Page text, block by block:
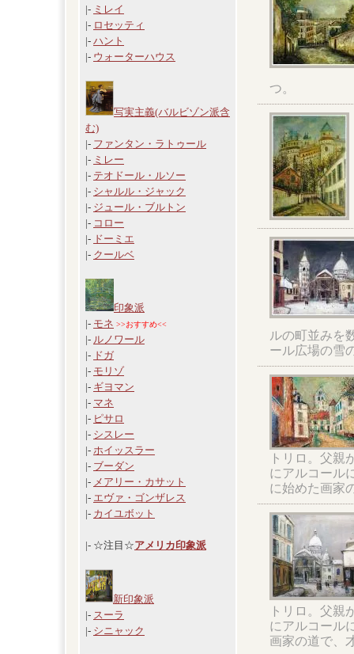
|- ミレイ
|- ロセッティ
|- ハント
|- ウォーターハウス
写実主義(バルビゾン派含
む)
|- ファンタン・ラトゥール
|- ミレー
|- テオドール・ルソー
|- シャルル・ジャック
|- ジュール・ブルトン
|- コロー
|- ドーミエ
|- クールベ
印象派
|- モネ >>おすすめ<<
|- ルノワール
|- ドガ
|- モリゾ
|- ギヨマン
|- マネ
|- ピサロ
|- シスレー
|- ホイッスラー
|- ブーダン
|- メアリー・カサット
|- エヴァ・ゴンザレス
|- カイユボット
|- ☆注目☆アメリカ印象派
新印象派
|- スーラ
|- シニャック
つ。
ルの町並みを
ール広場の雪
トリロ。父親
にアルコール
に始めた画家
トリロ。父親
にアルコール
画家の道で、